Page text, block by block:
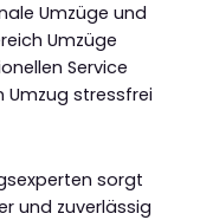
Umzüge und
Umzüge
Service
Umzug stressfrei
sorgt
und zuverlässig